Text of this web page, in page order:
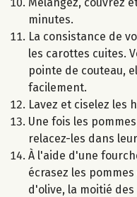
minutes.
La consistance de
les carottes cuites.
pointe de couteau,
facilement.
Lavez et ciselez les
Une fois les
relacez-les dans
À l'aide d'une
écrasez les
d'olive, la moitié